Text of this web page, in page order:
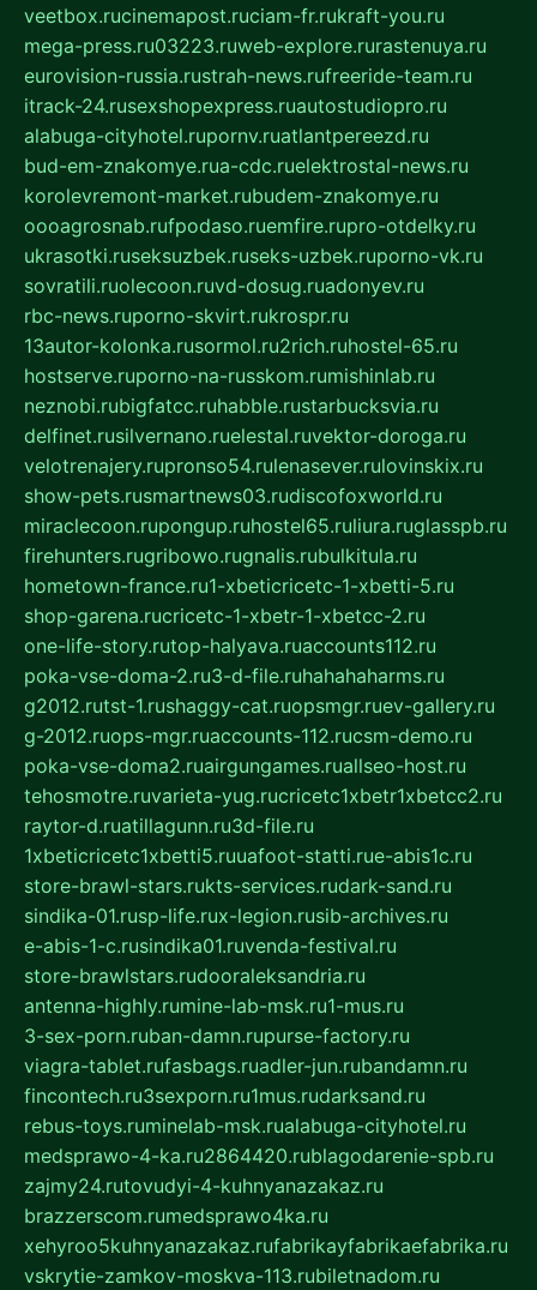
veetbox.rucinemapost.ruciam-fr.rukraft-you.ru
mega-press.ru03223.ruweb-explore.rurastenuya.ru
eurovision-russia.rustrah-news.rufreeride-team.ru
itrack-24.rusexshopexpress.ruautostudiopro.ru
alabuga-cityhotel.rupornv.ruatlantpereezd.ru
bud-em-znakomye.rua-cdc.ruelektrostal-news.ru
korolevremont-market.rubudem-znakomye.ru
oooagrosnab.rufpodaso.ruemfire.rupro-otdelky.ru
ukrasotki.ruseksuzbek.ruseks-uzbek.ruporno-vk.ru
sovratili.ruolecoon.ruvd-dosug.ruadonyev.ru
rbc-news.ruporno-skvirt.rukrospr.ru
13autor-kolonka.rusormol.ru2rich.ruhostel-65.ru
hostserve.ruporno-na-russkom.rumishinlab.ru
neznobi.rubigfatcc.ruhabble.rustarbucksvia.ru
delfinet.rusilvernano.ruelestal.ruvektor-doroga.ru
velotrenajery.rupronso54.rulenasever.rulovinskix.ru
show-pets.rusmartnews03.rudiscofoxworld.ru
miraclecoon.rupongup.ruhostel65.ruliura.ruglasspb.ru
firehunters.rugribowo.rugnalis.rubulkitula.ru
hometown-france.ru1-xbeticricetc-1-xbetti-5.ru
shop-garena.rucricetc-1-xbetr-1-xbetcc-2.ru
one-life-story.rutop-halyava.ruaccounts112.ru
poka-vse-doma-2.ru3-d-file.ruhahahaharms.ru
g2012.rutst-1.rushaggy-cat.ruopsmgr.ruev-gallery.ru
g-2012.ruops-mgr.ruaccounts-112.rucsm-demo.ru
poka-vse-doma2.ruairgungames.ruallseo-host.ru
tehosmotre.ruvarieta-yug.rucricetc1xbetr1xbetcc2.ru
raytor-d.ruatillagunn.ru3d-file.ru
1xbeticricetc1xbetti5.ruuafoot-statti.rue-abis1c.ru
store-brawl-stars.rukts-services.rudark-sand.ru
sindika-01.rusp-life.rux-legion.rusib-archives.ru
e-abis-1-c.rusindika01.ruvenda-festival.ru
store-brawlstars.rudooraleksandria.ru
antenna-highly.rumine-lab-msk.ru1-mus.ru
3-sex-porn.ruban-damn.rupurse-factory.ru
viagra-tablet.rufasbags.ruadler-jun.rubandamn.ru
fincontech.ru3sexporn.ru1mus.rudarksand.ru
rebus-toys.ruminelab-msk.rualabuga-cityhotel.ru
medsprawo-4-ka.ru2864420.rublagodarenie-spb.ru
zajmy24.rutovudyi-4-kuhnyanazakaz.ru
brazzerscom.rumedsprawo4ka.ru
xehyroo5kuhnyanazakaz.rufabrikayfabrikaefabrika.ru
vskrytie-zamkov-moskva-113.rubiletnadom.ru